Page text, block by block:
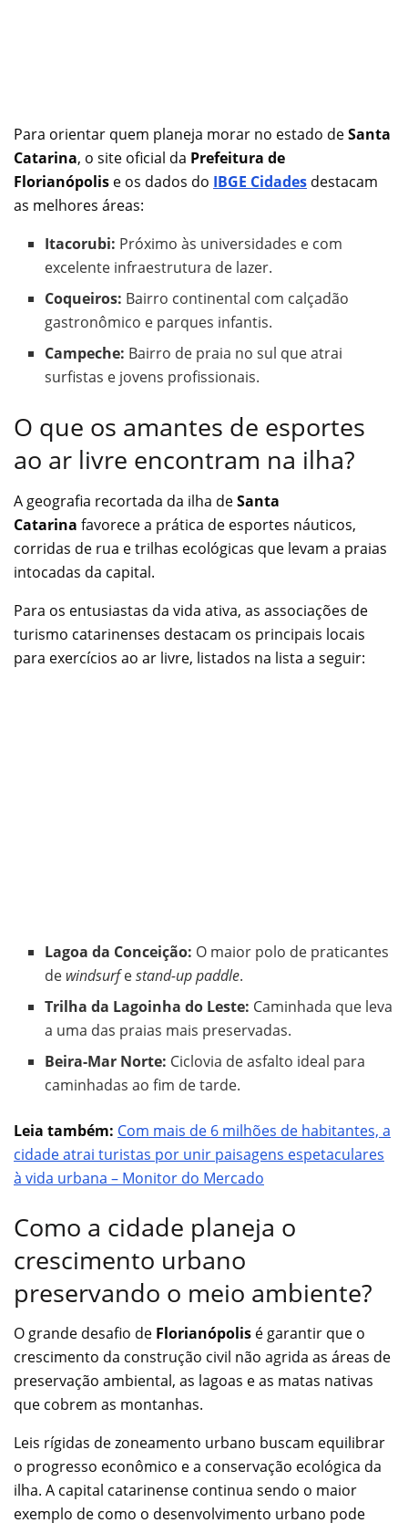
Para orientar quem planeja morar no estado deSanta
Catarina, o site oficial da Prefeitura de
Florianópolis e os dados do IBGE Cidades destacam
as melhores áreas:
Itacorubi: Próximo às universidades e com
excelente infraestrutura de lazer.
Coqueiros: Bairro continental com calçadão
gastronômico e parques infantis.
Campeche: Bairro de praia no sul que atrai
surfistas e jovens profissionais.
O que os amantes de esportes
ao ar livre encontram na ilha?
A geografia recortada da ilha deSanta
Catarina favorece a prática de esportes náuticos,
corridas de rua e trilhas ecológicas que levam a praias
intocadas da capital.
Para os entusiastas da vida ativa, as associações de
turismo catarinenses destacam os principais locais
para exercícios ao ar livre, listados na lista a seguir:
Lagoa da Conceição: O maior polo de praticantes
de windsurfestand-up paddle.
Trilha da Lagoinha do Leste: Caminhada que leva
a uma das praias mais preservadas.
Beira-Mar Norte: Ciclovia de asfalto ideal para
caminhadas ao fim de tarde.
Leia também: Com mais de 6 milhões de habitantes, a
cidade atrai turistas por unir paisagens espetaculares
à vida urbana – Monitor do Mercado
Como a cidade planeja o
crescimento urbano
preservando o meio ambiente?
O grande desafio de Florianópolis é garantir que o
crescimento da construção civil não agrida as áreas de
preservação ambiental, as lagoas e as matas nativas
que cobrem as montanhas.
Leis rígidas de zoneamento urbano buscam equilibrar
o progresso econômico e a conservação ecológica da
ilha. A capital catarinense continua sendo o maior
exemplo de como o desenvolvimento urbano pode